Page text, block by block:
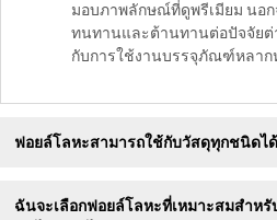
มอบภาพลักษณ์ที่ดูพรีเมียม นอ
ทนทานและต้านทานต่อปัจจัยต่
กับการใช้งานบรรจุภัณฑ์หลาก
ฟอยล์โลหะสามารถใช้กับวัสดุทุกชนิดไ
ฉันจะเลือกฟอยล์โลหะที่เหมาะสมสำหรั